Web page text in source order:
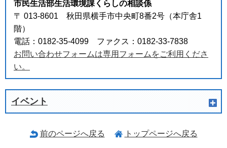
市民生活部生活環境課くらしの相談係
〒 013-8601 秋田県横手市中央町8番2号（本庁舎1
階）
電話：0182-35-4099 ファクス：0182-33-7838
お問い合わせフォームは専用フォームをご利用くださ
い。
イベント
前のページへ戻る トップページへ戻る